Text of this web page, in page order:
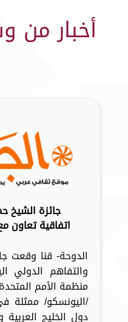
أخبار من
جائزة الشيخ
اتفاقية تعاون
الدوحة- قنا وقعت
والتفاهم الدولي
منظمة الأمم
/اليونسكو/ ممثلة
دول الخليج